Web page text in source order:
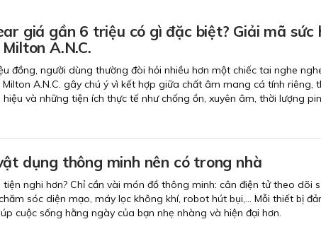
giá gần 6 triệu có gì đặc biệt? Giải mã sức
A.N.C.
đồng, người dùng thường đòi hỏi nhiều hơn một chiếc tai nghe
A.N.C. gây chú ý vì kết hợp giữa chất âm mang cá tính riêng,
và những tiện ích thực tế như chống ồn, xuyên âm, thời lượng
dụng thông minh nên có trong nhà
nghi hơn? Chỉ cần vài món đồ thông minh: cân điện tử theo dõi
sóc diện mạo, máy lọc không khí, robot hút bụi,... Mỗi thiết bị
cuộc sống hằng ngày của bạn nhẹ nhàng và hiện đại hơn.